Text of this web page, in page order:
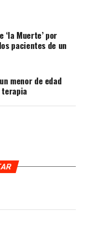
‘la Muerte’ por
pacientes de un
menor de edad